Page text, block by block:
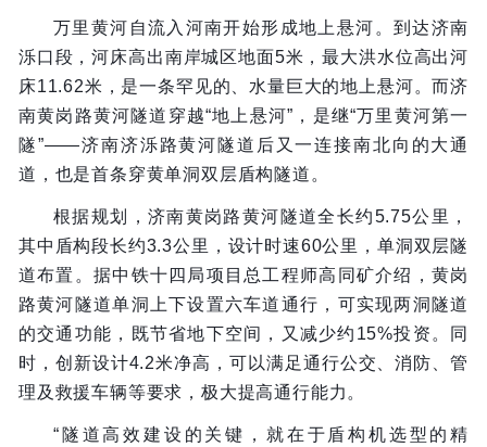
万里黄河自流入河南开始形成地上悬河。到达济南
泺口段，河床高出南岸城区地面5米，最大洪水位高出河
床11.62米，是一条罕见的、水量巨大的地上悬河。而济
南黄岗路黄河隧道穿越“地上悬河”，是继“万里黄河第一
隧”——济南济泺路黄河隧道后又一连接南北向的大通
道，也是首条穿黄单洞双层盾构隧道。
根据规划，济南黄岗路黄河隧道全长约5.75公里，
其中盾构段长约3.3公里，设计时速60公里，单洞双层隧
道布置。据中铁十四局项目总工程师高同矿介绍，黄岗
路黄河隧道单洞上下设置六车道通行，可实现两洞隧道
的交通功能，既节省地下空间，又减少约15%投资。同
时，创新设计4.2米净高，可以满足通行公交、消防、管
理及救援车辆等要求，极大提高通行能力。
“隧道高效建设的关键，就在于盾构机选型的精